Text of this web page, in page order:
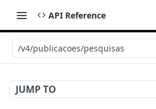
API Reference
/v4/publicacoes/pesquisas
JUMP TO